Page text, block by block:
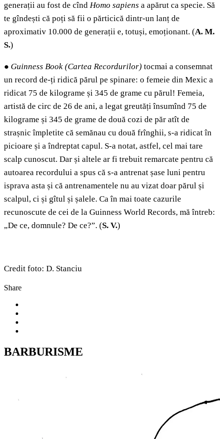
generații au fost de cînd Homo sapiens a apărut ca specie. Să
te gîndești că poți să fii o părticică dintr-un lanț de
aproximativ 10.000 de generații e, totuși, emoționant. (A. M.
S.)
● Guinness Book (Cartea Recordurilor) tocmai a consemnat
un record de-ți ridică părul pe spinare: o femeie din Mexic a
ridicat 75 de kilograme și 345 de grame cu părul! Femeia,
artistă de circ de 26 de ani, a legat greutăți însumînd 75 de
kilograme și 345 de grame de două cozi de păr atît de
strașnic împletite că semănau cu două frînghii, s-a ridicat în
picioare și a îndreptat capul. S-a notat, astfel, cel mai tare
scalp cunoscut. Dar și altele ar fi trebuit remarcate pentru că
autoarea recordului a spus că s-a antrenat șase luni pentru
isprava asta și că antrenamentele nu au vizat doar părul și
scalpul, ci și gîtul și șalele. Ca în mai toate cazurile
recunoscute de cei de la Guinness World Records, mă întreb:
„De ce, domnule? De ce?”. (S. V.)
Credit foto: D. Stanciu
Share
BARBURISME